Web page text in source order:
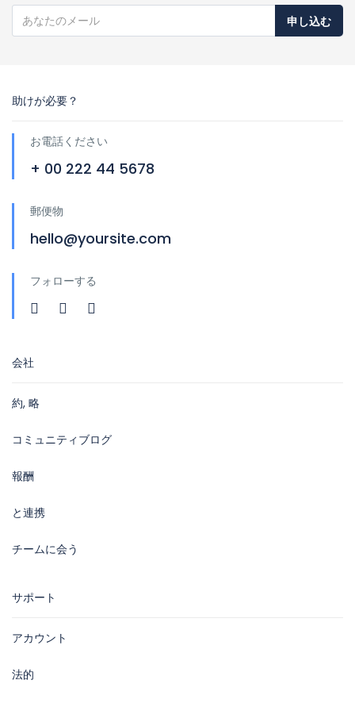
申し込む
助けが必要？
お電話ください
+ 00 222 44 5678
郵便物
hello@yoursite.com
フォローする
会社
約, 略
コミュニティブログ
報酬
と連携
チームに会う
サポート
アカウント
法的